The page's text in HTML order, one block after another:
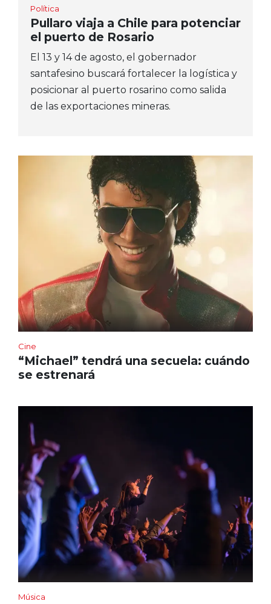
Política
Pullaro viaja a Chile para potenciar
el puerto de Rosario
El 13 y 14 de agosto, el gobernador
santafesino buscará fortalecer la logística y
posicionar al puerto rosarino como salida
de las exportaciones mineras.
Cine
“Michael” tendrá una secuela: cuándo
se estrenará
Música